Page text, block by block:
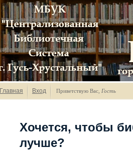
Главная Вход Приветствую Вас Гость
Хочется, чтобы
лучше?